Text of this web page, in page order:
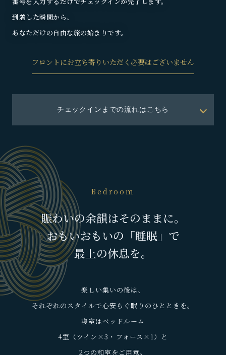
到着した瞬間から、
あなただけの自由な旅の始まりです。
フロントにお立ち寄りいただく必要はございません
チェックインまでの流れはこちら
Bedroom
賑わいの余韻はそのままに。
おもいおもいの「睡眠」で
最上の休息を。
楽しい集いの後は、
それぞれのスタイルで心安らぐ眠りのひとときを。
寝室はベッドルーム
4室（ツイン×3・フォース×1）と
2つの和室をご用意。